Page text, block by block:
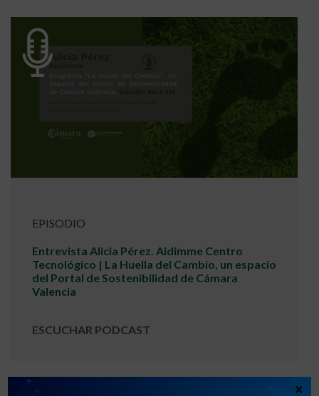
EPISODIO
Entrevista Alicia Pérez. Aidimme Centro
Tecnológico | La Huella del Cambio, un espacio
del Portal de Sostenibilidad de Cámara
Valencia
ESCUCHAR PODCAST
×